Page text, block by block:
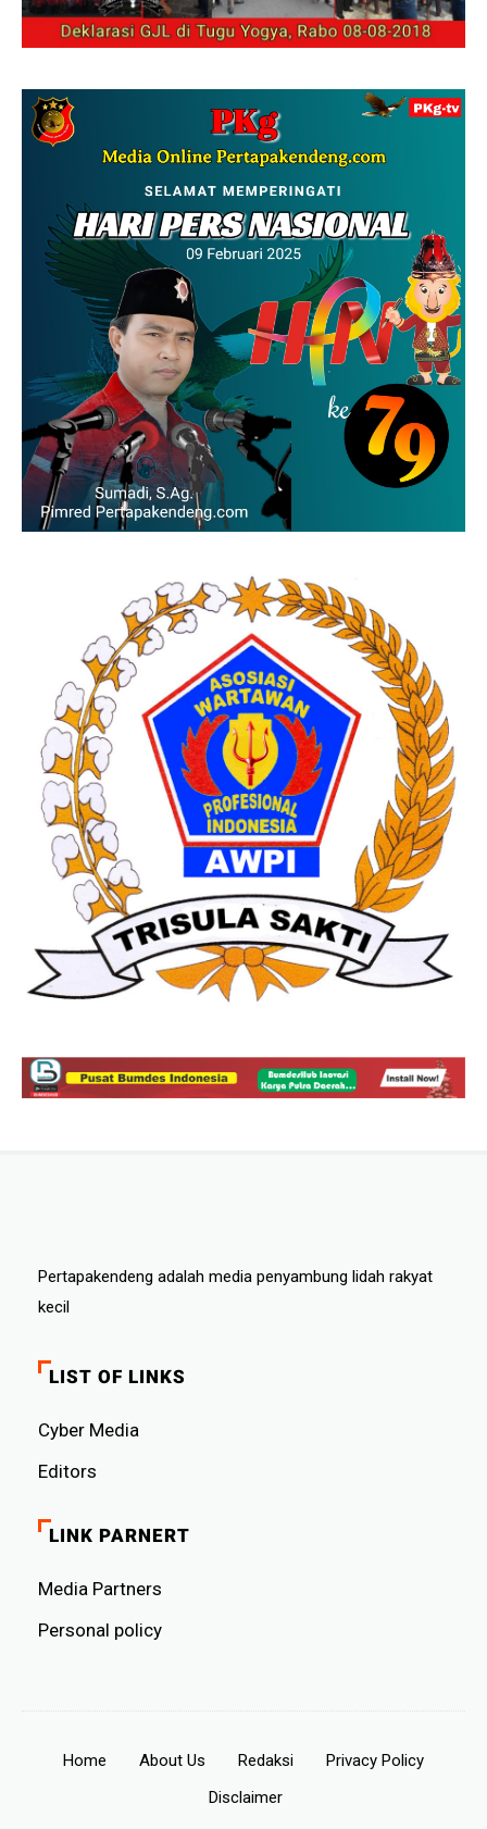
Pertapakendeng adalah media penyambung lidah rakyat
kecil
LIST OF LINKS
Cyber ​​Media
Editors
LINK PARNERT
Media Partners
Personal policy
Home About Us Redaksi
Privacy Policy
Disclaimer